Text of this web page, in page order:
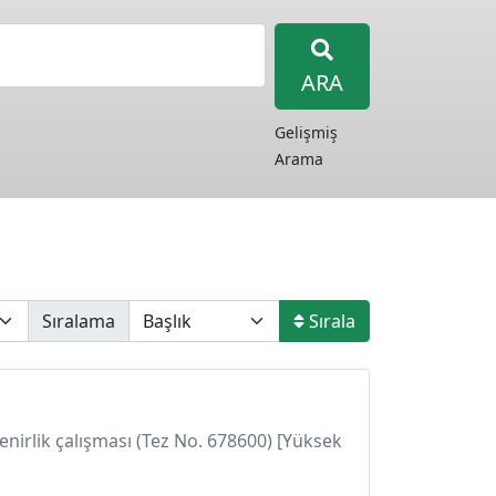
ARA
Gelişmiş
Arama
Sıralama Sırala
çalışması (Tez No. 678600) [Yüksek